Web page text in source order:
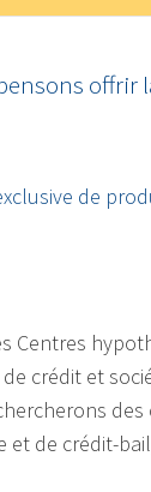
offrir
de
Centres
crédit et
de crédit-